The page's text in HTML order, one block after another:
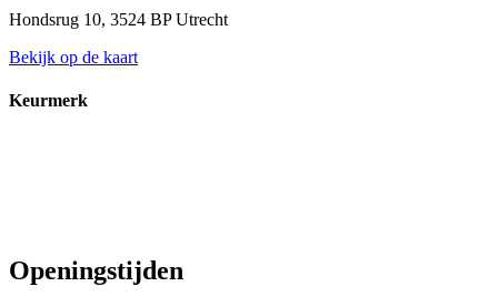
Hondsrug 10, 3524 BP Utrecht
Bekijk op de kaart
Keurmerk
Openingstijden